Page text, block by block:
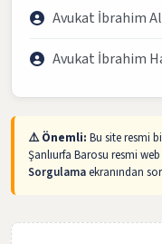
Avukat İbrahim
Avukat İbrahim
⚠️ Önemli: Bu site resmi
Şanlıurfa Barosu resmi
Sorgulamaekranından